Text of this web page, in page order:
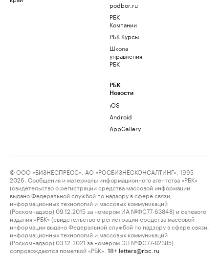
podbor.ru
РБК
Компании
РБК Курсы
Школа
управления
РБК
РБК
Новости
iOS
Android
AppGallery
© ООО «БИЗНЕСПРЕСС», АО «РОСБИЗНЕСКОНСАЛТИНГ», 1995–
2026. Сообщения и материалы информационного агентства «РБК»
(свидетельство о регистрации средства массовой информации
выдано Федеральной службой по надзору в сфере связи,
информационных технологий и массовых коммуникаций
(Роскомнадзор) 09.12.2015 за номером ИА №ФС77-63848) и сетевого
издания «РБК» (свидетельство о регистрации средства массовой
информации выдано Федеральной службой по надзору в сфере связи,
информационных технологий и массовых коммуникаций
(Роскомнадзор) 03.12.2021 за номером ЭЛ №ФС77-82385)
сопровождаются пометкой «РБК».
18+ letters@rbc.ru